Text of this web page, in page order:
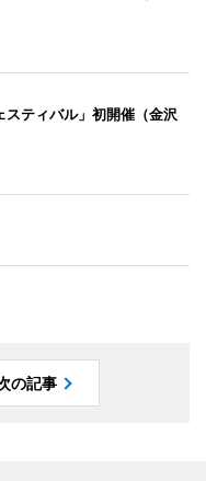
ティバル」初開催（金沢
の記事